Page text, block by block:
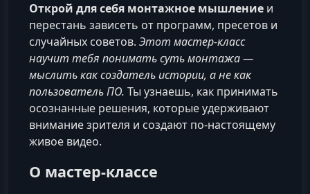
Открой для себя монтажное мышление и
перестань зависеть от программ, пресетов и
случайных советов. Этот мастер-класс
научит тебя понимать суть монтажа —
мыслить как создатель истории, а не как
пользователь ПО. Ты узнаешь, как принимать
осознанные решения, которые удерживают
внимание зрителя и создают по-настоящему
живое видео.
О мастер-классе